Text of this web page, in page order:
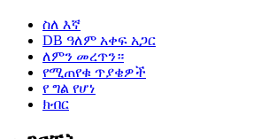
ስለ እኛ
DB ዓለም አቀፍ አጋር
ለምን መረጥን።
የሚጠየቁ ጥያቄዎች
የ ግል የሆነ
ክብር